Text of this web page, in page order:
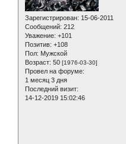
Зарегистрирован: 15-06-2011
Сообщений: 212
Уважение: +101
Позитив: +108
Пол: Мужской
Возраст: 50 [1976-03-30]
Провел на форуме:
1 месяц 3 дня
Последний визит:
14-12-2019 15:02:46